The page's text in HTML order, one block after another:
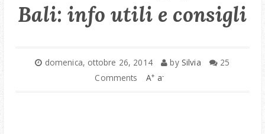
Bali: info utili e consigli
domenica, ottobre 26, 2014 by Silvia
25
Comments
A+ a-